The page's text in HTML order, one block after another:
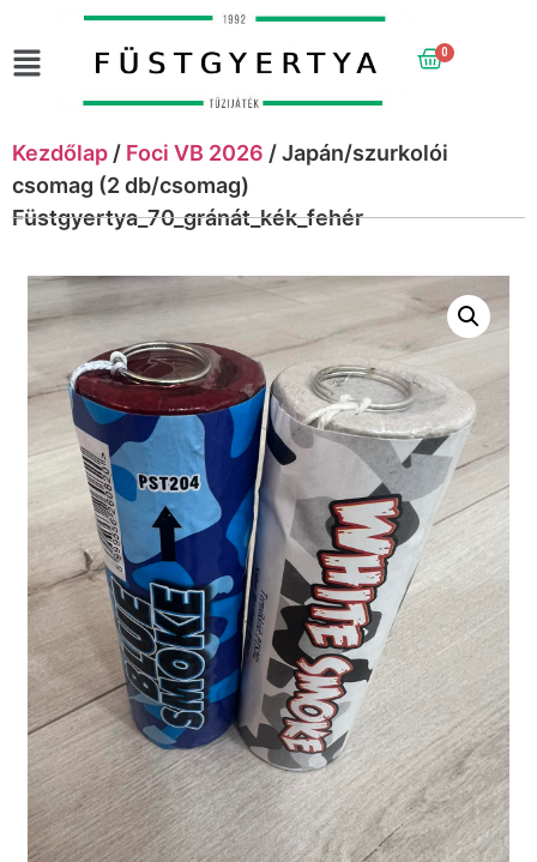
0
Kezdőlap / Foci VB 2026 / Japán/szurkolói
csomag (2 db/csomag)
Füstgyertya_70_gránát_kék_fehér